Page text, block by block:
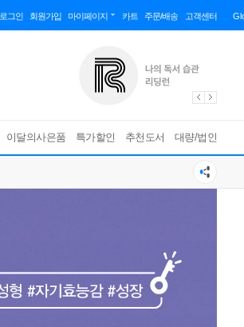
로그인 회원가입 마이페이지 카트 주문/배송 고객센터
이달의사은품 특가할인 추천도서 대량/법인